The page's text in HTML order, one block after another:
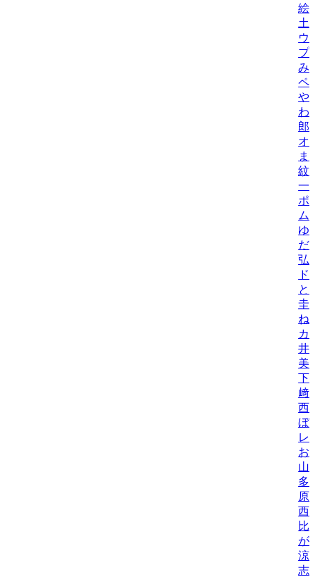
絵/
土
ウ
プ
み/
ペ/
や
わ
郎
オ
ま
紋/
一
ポ
ム
ゆ
だ
弘
ド
と
圭/
ね
カ
井
美/
下
﨑
西
ぼ/
レ
お
山
多
原
西
比
が
涼/
志